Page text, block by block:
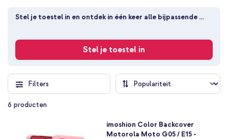
Stel je toestel in en ontdek in één keer alle bijpassende
Stel je toestel in
Filters
6 producten
imoshion Color Backcover
Motorola Moto G05 / E15 -